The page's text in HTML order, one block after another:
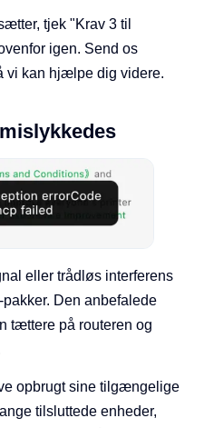
tjek "Krav 3 til
igen. Send os
vi kan hjælpe dig videre.
eller trådløs interferens
Den anbefalede
tættere på routeren og
opbrugt sine tilgængelige
tilsluttede enheder,